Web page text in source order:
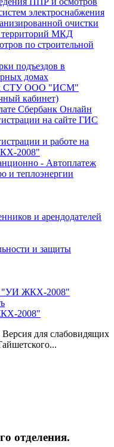
электроснабжения
очистки
МКД
по строительной
подъездов в
домах
СТУ ООО "ИСМ"
кабинет)
Сбербанк Онлайн
на сайте ГИС
и работе на
2008"
- Автоплатеж
и теплоэнергии
и арендодателей
и защиты
"УИ ЖКХ-2008"
2008"
Версия для слабовидящих
отделения.